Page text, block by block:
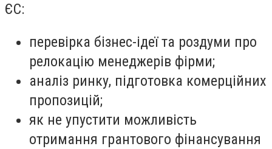
ЄС:
перевірка бізнес-ідеї та роздуми про
релокацію менеджерів фірми;
аналіз ринку, підготовка комерційних
пропозицій;
як не упустити можливість
отримання грантового фінансування